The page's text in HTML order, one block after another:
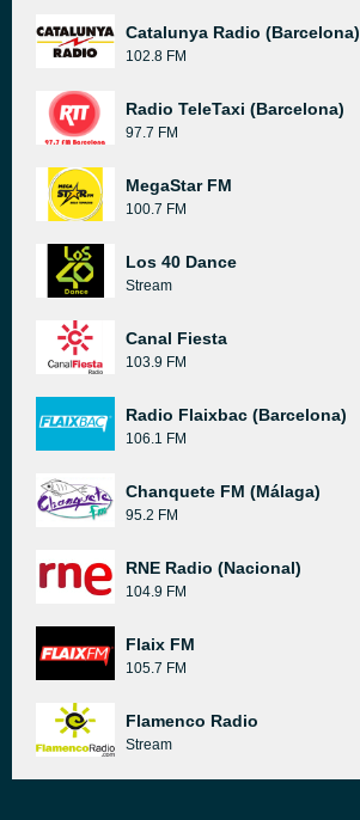
Catalunya Radio (Barcelona)
102.8 FM
Radio TeleTaxi (Barcelona)
97.7 FM
MegaStar FM
100.7 FM
Los 40 Dance
Stream
Canal Fiesta
103.9 FM
Radio Flaixbac (Barcelona)
106.1 FM
Chanquete FM (Málaga)
95.2 FM
RNE Radio (Nacional)
104.9 FM
Flaix FM
105.7 FM
Flamenco Radio
Stream